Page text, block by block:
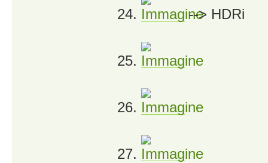
24. --> HDRi
25.
26.
27.